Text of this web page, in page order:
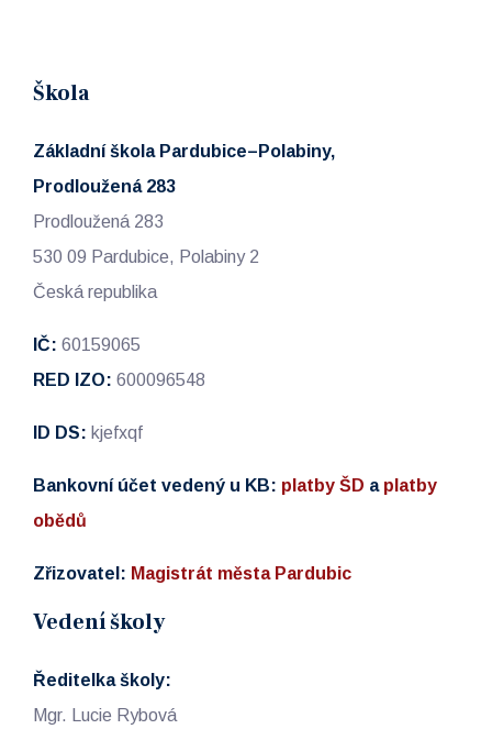
Škola
Základní škola Pardubice–Polabiny,
Prodloužená 283
Prodloužená 283
530 09 Pardubice, Polabiny 2
Česká republika
IČ: 60159065
RED IZO: 600096548
ID DS: kjefxqf
Bankovní účet vedený u KB: platby ŠD a platby
obědů
Zřizovatel: Magistrát města Pardubic
Vedení školy
Ředitelka školy:
Mgr. Lucie Rybová